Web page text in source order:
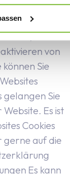
Über
de/) finden
von
Sie
gelangen Sie
Es ist
Cookies
gerne auf die
Es kann